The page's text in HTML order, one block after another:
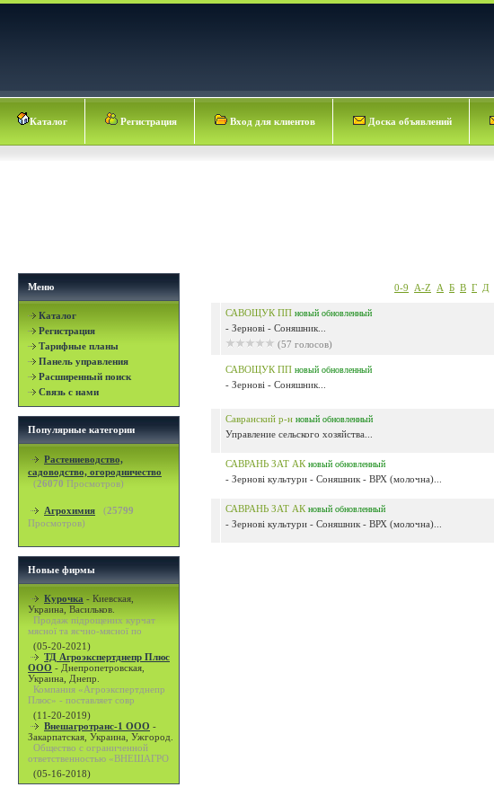
Каталог Регистрация Вход для клиентов Доска объявлений
Меню
Каталог
Регистрация
Тарифные планы
Панель управления
Расширенный поиск
Связь с нами
Популярные категории
Растениеводство,
садоводство, огородничество
(26070 Просмотров)
Агрохимия (25799
Просмотров)
Новые фирмы
Курочка - Киевская,
Украина, Васильков.
Продаж підрощених курчат
мясної та яєчно-мясної по
(05-20-2021)
ТД Агроэкспертднепр Плюс
ООО - Днепропетровская,
Украина, Днепр.
Компания «Агроэкспертднепр
Плюс» - поставляет совр
(11-20-2019)
Внешагротранс-1 ООО -
Закарпатская, Украина, Ужгород.
Общество с ограниченной
ответственностью «ВНЕШАГРО
(05-16-2018)
0-9 A-Z А Б В Г Д
САВОЩУК ПП новый обновленный
- Зернові - Соняшник...
(57 голосов)
САВОЩУК ПП новый обновленный
- Зернові - Соняшник...
Савранский р-н новый обновленный
Управление сельского хозяйства...
САВРАНЬ ЗАТ АК новый обновленный
- Зернові культури - Соняшник - ВРХ (молочна)...
САВРАНЬ ЗАТ АК новый обновленный
- Зернові культури - Соняшник - ВРХ (молочна)...